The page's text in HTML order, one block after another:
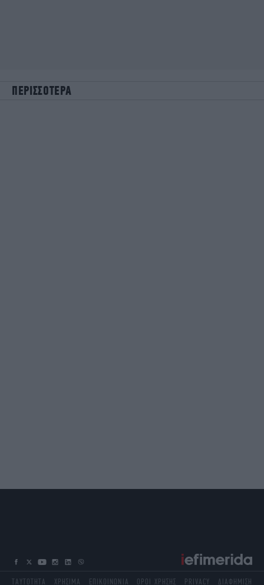
ΠΕΡΙΣΣΟΤΕΡΑ
ΤΑΥΤΟΤΗΤΑ ΧΡΗΣΙΜΑ ΕΠΙΚΟΙΝΩΝΙΑ ΟΡΟΙ ΧΡΗΣΗΣ PRIVACY ΔΙΑΦΗΜΙΣΗ